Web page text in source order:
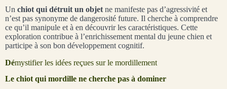
Un chiot qui détruit un objet ne manifeste pas d’agressivité et
n’est pas synonyme de dangerosité future. Il cherche à comprendre
ce qu’il manipule et à en découvrir les caractéristiques. Cette
exploration contribue à l’enrichissement mental du jeune chien et
participe à son bon développement cognitif.
Démystifier les idées reçues sur le mordillement
Le chiot qui mordille ne cherche pas à dominer